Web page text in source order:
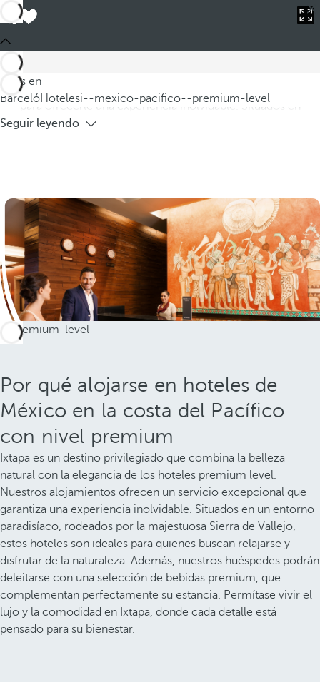
Estás en
BarcelóHotelesi--mexico-pacifico--premium-level
Barceló
level
Descubra la exclusividad de nuestros hoteles México Pacífico
premium level, donde la elegancia y el confort se combinan
para ofrecerle una experiencia inolvidable. Situados en
Seguir leyendo
Por qué alojarse en hoteles de
México en la costa del Pacífico
con nivel premium
Ixtapa es un destino privilegiado que combina la belleza
natural con la elegancia de los hoteles premium level.
Nuestros alojamientos ofrecen un servicio excepcional que
garantiza una experiencia inolvidable. Situados en un entorno
paradisíaco, rodeados por la majestuosa Sierra de Vallejo,
estos hoteles son ideales para quienes buscan relajarse y
disfrutar de la naturaleza. Además, nuestros huéspedes podrán
deleitarse con una selección de bebidas premium, que
complementan perfectamente su estancia. Permítase vivir el
lujo y la comodidad en Ixtapa, donde cada detalle está
pensado para su bienestar.